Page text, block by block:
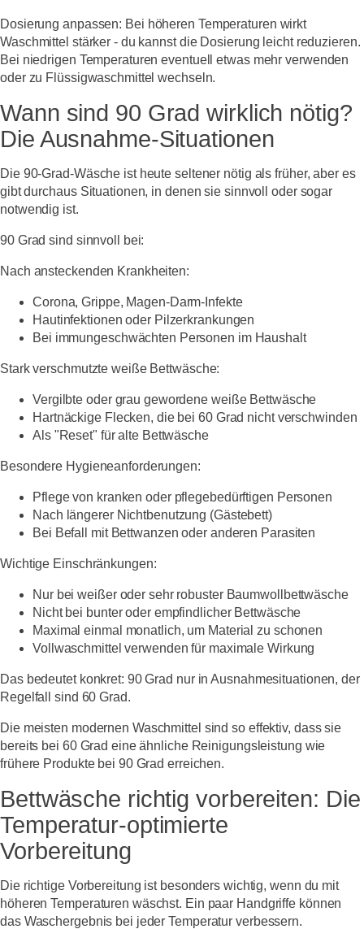
Dosierung anpassen: Bei höheren Temperaturen wirkt
Waschmittel stärker - du kannst die Dosierung leicht reduzieren.
Bei niedrigen Temperaturen eventuell etwas mehr verwenden
oder zu Flüssigwaschmittel wechseln.
Wann sind 90 Grad wirklich nötig?
Die Ausnahme-Situationen
Die 90-Grad-Wäsche ist heute seltener nötig als früher, aber es
gibt durchaus Situationen, in denen sie sinnvoll oder sogar
notwendig ist.
90 Grad sind sinnvoll bei:
Nach ansteckenden Krankheiten:
Corona, Grippe, Magen-Darm-Infekte
Hautinfektionen oder Pilzerkrankungen
Bei immungeschwächten Personen im Haushalt
Stark verschmutzte weiße Bettwäsche:
Vergilbte oder grau gewordene weiße Bettwäsche
Hartnäckige Flecken, die bei 60 Grad nicht verschwinden
Als "Reset" für alte Bettwäsche
Besondere Hygieneanforderungen:
Pflege von kranken oder pflegebedürftigen Personen
Nach längerer Nichtbenutzung (Gästebett)
Bei Befall mit Bettwanzen oder anderen Parasiten
Wichtige Einschränkungen:
Nur bei weißer oder sehr robuster Baumwollbettwäsche
Nicht bei bunter oder empfindlicher Bettwäsche
Maximal einmal monatlich, um Material zu schonen
Vollwaschmittel verwenden für maximale Wirkung
Das bedeutet konkret: 90 Grad nur in Ausnahmesituationen, der
Regelfall sind 60 Grad.
Die meisten modernen Waschmittel sind so effektiv, dass sie
bereits bei 60 Grad eine ähnliche Reinigungsleistung wie
frühere Produkte bei 90 Grad erreichen.
Bettwäsche richtig vorbereiten: Die
Temperatur-optimierte
Vorbereitung
Die richtige Vorbereitung ist besonders wichtig, wenn du mit
höheren Temperaturen wäschst. Ein paar Handgriffe können
das Waschergebnis bei jeder Temperatur verbessern.